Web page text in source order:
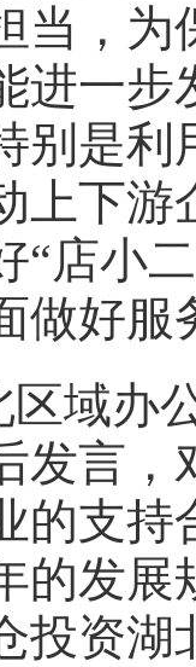
当，为
进一
别是
上下
“店小
做好服
区域办
发言，
的支持
的发
投资湖